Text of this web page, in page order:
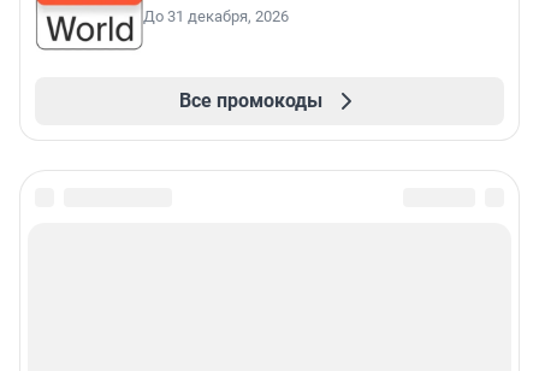
До 31 декабря, 2026
Все промокоды